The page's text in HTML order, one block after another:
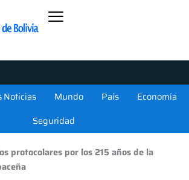
Noticias Mundo País
Economía
Seguridad
protocolares por los 215 años de la